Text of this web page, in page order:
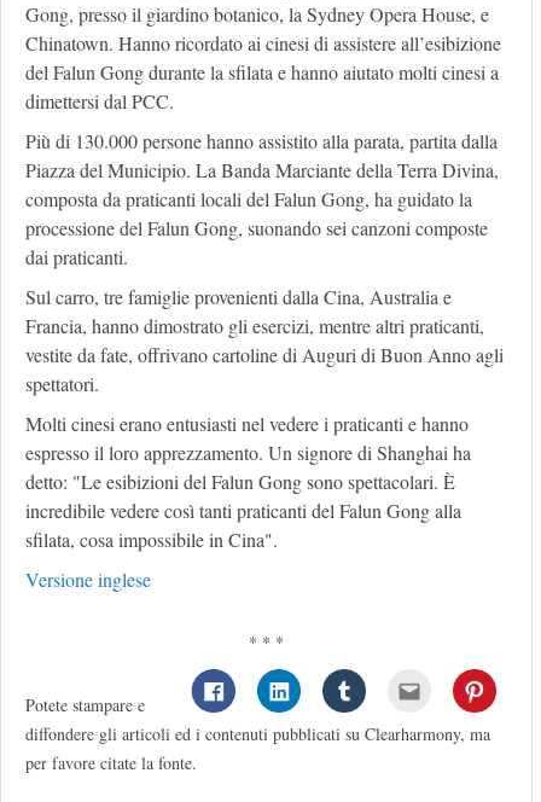
Gong, presso il giardino botanico, la Sydney Opera House, e
Chinatown. Hanno ricordato ai cinesi di assistere all’esibizione
del Falun Gong durante la sfilata e hanno aiutato molti cinesi a
dimettersi dal PCC.
Più di 130.000 persone hanno assistito alla parata, partita dalla
Piazza del Municipio. La Banda Marciante della Terra Divina,
composta da praticanti locali del Falun Gong, ha guidato la
processione del Falun Gong, suonando sei canzoni composte
dai praticanti.
Sul carro, tre famiglie provenienti dalla Cina, Australia e
Francia, hanno dimostrato gli esercizi, mentre altri praticanti,
vestite da fate, offrivano cartoline di Auguri di Buon Anno agli
spettatori.
Molti cinesi erano entusiasti nel vedere i praticanti e hanno
espresso il loro apprezzamento. Un signore di Shanghai ha
detto: "Le esibizioni del Falun Gong sono spettacolari. È
incredibile vedere così tanti praticanti del Falun Gong alla
sfilata, cosa impossibile in Cina".
Versione inglese
* * *
Potete stampare e
diffondere gli articoli ed i contenuti pubblicati su Clearharmony, ma
per favore citate la fonte.